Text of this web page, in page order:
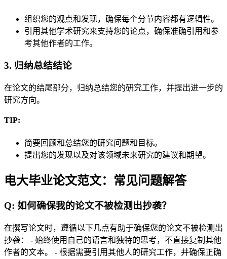
组织您的观点和发现，确保每个分节内容都有逻辑性。
引用其他学术研究来支持您的论点，确保准确引用和参
考其他作者的工作。
3. 归纳总结结论
在论文的结尾部分，归纳总结您的研究工作，并提出进一步的
研究方向。
TIP:
简要回顾和总结您的研究问题和目标。
提出您的发现以及对该领域未来研究的建议和期望。
电大毕业论文范文：常见问题解答
Q: 如何确保我的论文不被检测出抄袭？
在撰写论文时，遵循以下几点有助于确保您的论文不被检测出
抄袭： - 始终使用自己的语言和独特的思考，不直接复制其他
作者的文本。 - 根据需要引用其他人的研究工作，并确保正确